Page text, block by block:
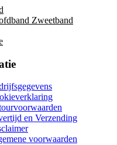
Zweetband
en Verzending
voorwaarden